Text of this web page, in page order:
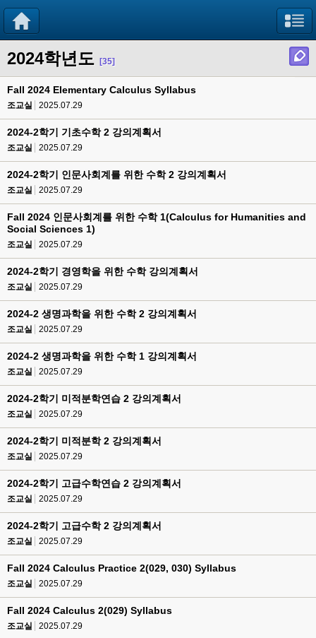
2024학년도 [35]
Fall 2024 Elementary Calculus Syllabus
조교실 2025.07.29
2024-2학기 기초수학 2 강의계획서
조교실 2025.07.29
2024-2학기 인문사회계를 위한 수학 2 강의계획서
조교실 2025.07.29
Fall 2024 인문사회계를 위한 수학 1(Calculus for Humanities and
Social Sciences 1)
조교실 2025.07.29
2024-2학기 경영학을 위한 수학 강의계획서
조교실 2025.07.29
2024-2 생명과학을 위한 수학 2 강의계획서
조교실 2025.07.29
2024-2 생명과학을 위한 수학 1 강의계획서
조교실 2025.07.29
2024-2학기 미적분학연습 2 강의계획서
조교실 2025.07.29
2024-2학기 미적분학 2 강의계획서
조교실 2025.07.29
2024-2학기 고급수학연습 2 강의계획서
조교실 2025.07.29
2024-2학기 고급수학 2 강의계획서
조교실 2025.07.29
Fall 2024 Calculus Practice 2(029, 030) Syllabus
조교실 2025.07.29
Fall 2024 Calculus 2(029) Syllabus
조교실 2025.07.29